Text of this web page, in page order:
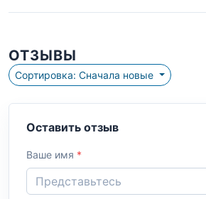
ОТЗЫВЫ
Сортировка: Сначала новые
Оставить отзыв
Ваше имя *